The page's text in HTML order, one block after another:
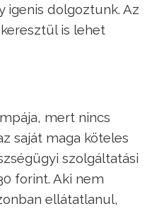
igenis dolgoztunk. Az
is lehet
mert nincs
saját maga köteles
szolgáltatási
forint. Aki nem
ellátatlanul,